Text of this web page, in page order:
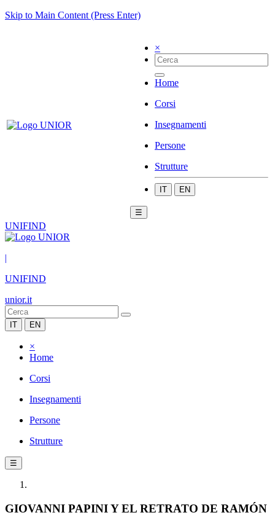
Skip to Main Content (Press Enter)
×
Home
Corsi
Insegnamenti
Persone
Strutture
IT EN
☰
UNIFIND
|
UNIFIND
unior.it
IT EN
×
Home
Corsi
Insegnamenti
Persone
Strutture
☰
GIOVANNI PAPINI Y EL RETRATO DE RAMÓN